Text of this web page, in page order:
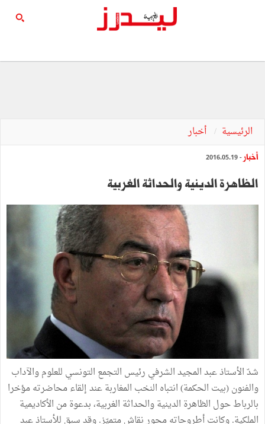
الرئيسية أخبار
أخبار - 2016.05.19
الظاهرة‭ ‬الدينية‭ ‬والحداثة‭ ‬الغربية
شدّالأستاذعبدالمجيدالشرفي رئيس التجمع التونسي للعلوموالآداب
والفنون(بيت الحكمة)انتباه النخب المغاربةعندإلقاءمحاضرتهمؤخرا
بالرباطحول الظاهرة الدينيةوالحداثة الغربية،بدعوةمن الأكاديمية